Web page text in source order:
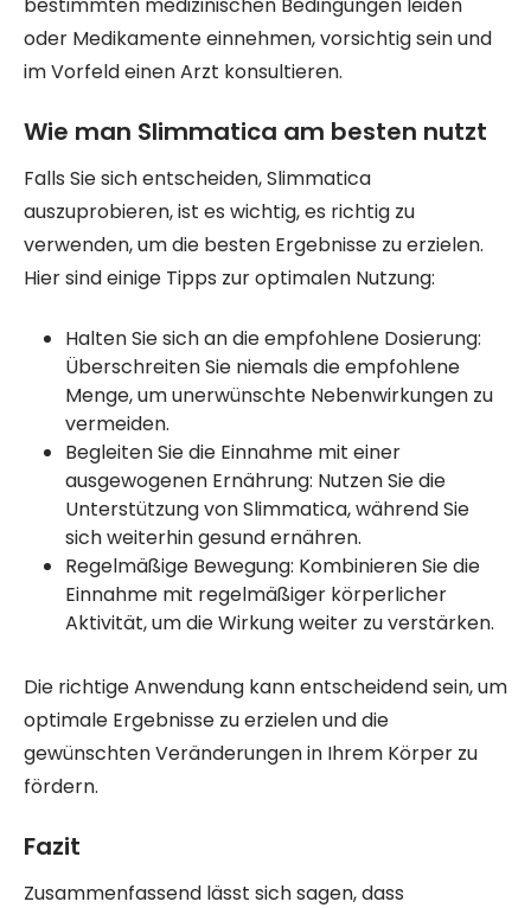
oder Medikamente einnehmen, vorsichtig sein und
im Vorfeld einen Arzt konsultieren.
Wie man Slimmatica am besten nutzt
Falls Sie sich entscheiden, Slimmatica
auszuprobieren, ist es wichtig, es richtig zu
verwenden, um die besten Ergebnisse zu erzielen.
Hier sind einige Tipps zur optimalen Nutzung:
Halten Sie sich an die empfohlene Dosierung:
Überschreiten Sie niemals die empfohlene
Menge, um unerwünschte Nebenwirkungen zu
vermeiden.
Begleiten Sie die Einnahme mit einer
ausgewogenen Ernährung: Nutzen Sie die
Unterstützung von Slimmatica, während Sie
sich weiterhin gesund ernähren.
Regelmäßige Bewegung: Kombinieren Sie die
Einnahme mit regelmäßiger körperlicher
Aktivität, um die Wirkung weiter zu verstärken.
Die richtige Anwendung kann entscheidend sein, um
optimale Ergebnisse zu erzielen und die
gewünschten Veränderungen in Ihrem Körper zu
fördern.
Fazit
Zusammenfassend lässt sich sagen, dass